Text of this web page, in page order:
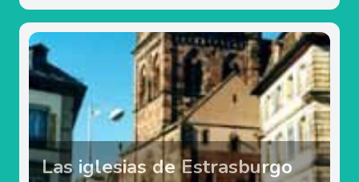
Las iglesias de Estrasburgo